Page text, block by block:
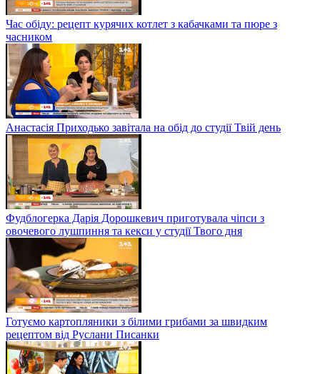
Час обіду: рецепт курячих котлет з кабачками та пюре з
часником
Анастасія Приходько завітала на обід до студії Твій день
Фудблогерка Дарія Дорошкевич приготувала чіпси з
овочевого лушпиння та кекси у студії Твого дня
Готуємо картопляники з білими грибами за швидким
рецептом від Руслани Писанки